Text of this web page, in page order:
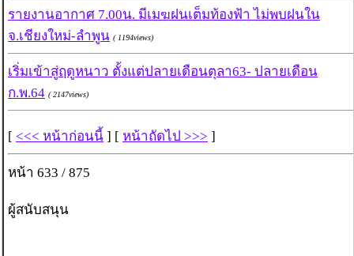
รายงานอากาศ 7.00น. มีเมฆฝนเต็มท้องฟ้า ไม่พบฝนใน
จ.เชียงใหม่-ลำพูน ( 1194views)
เริ่มเข้าสู่ฤดูหนาว ตั้งแต่ปลายเดือนตุลา63- ปลายเดือน
ก.พ.64 ( 2147views)
[ <<< หน้าก่อนนี้ ] [ หน้าถัดไป >>> ]
หน้า 633 / 875
ผู้สนับสนุน